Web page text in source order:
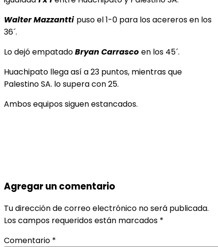
Walter Mazzantti puso el 1-0 para los acereros en los
36´.
Lo dejó empatadoBryan Carrasco en los 45´.
Huachipato llega así a 23 puntos, mientras que
Palestino SA. lo supera con 25.
Ambos equipos siguen estancados.
Agregar un comentario
Tu dirección de correo electrónico no será publicada.
Los campos requeridos están marcados *
Comentario *